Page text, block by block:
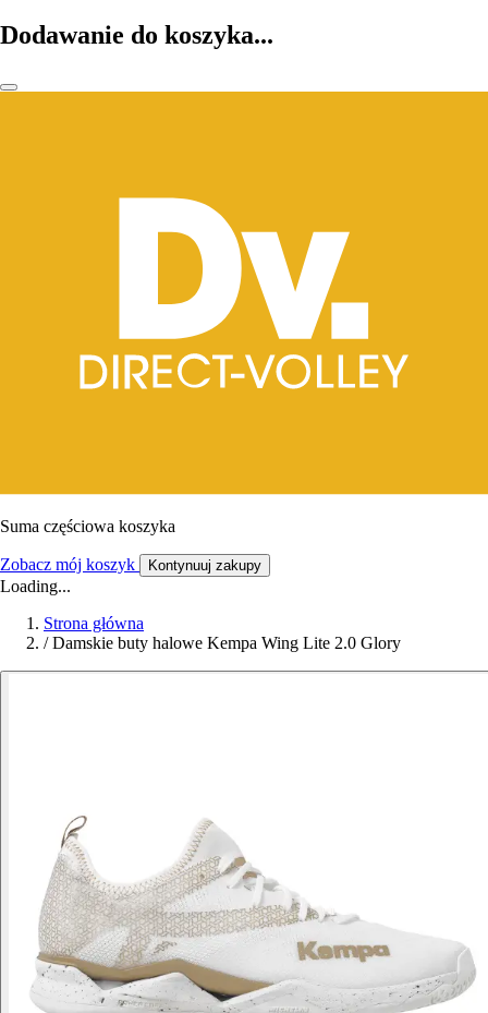
Dodawanie do koszyka...
Suma częściowa koszyka
Zobacz mój koszyk Kontynuuj zakupy
Loading...
Strona główna
/ Damskie buty halowe Kempa Wing Lite 2.0 Glory